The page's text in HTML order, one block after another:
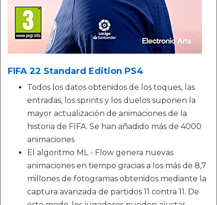
FIFA 22 Standard Edition PS4
Todos los datos obtenidos de los toques, las
entradas, los sprints y los duelos suponen la
mayor actualización de animaciones de la
historia de FIFA. Se han añadido más de 4000
animaciones
El algoritmo ML - Flow genera nuevas
animaciones en tiempo gracias a los más de 8,7
millones de fotogramas obtenidos mediante la
captura avanzada de partidos 11 contra 11. De